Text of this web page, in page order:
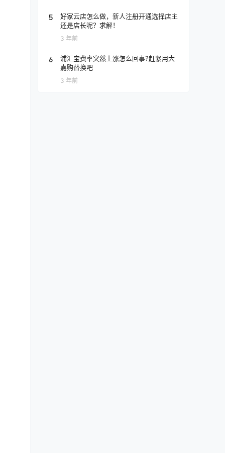
5
好家云店怎么做，新人注册开通选择店主
还是店长呢？求解！
3 年前
6
浦汇宝费率突然上涨怎么回事?赶紧用大
嘉购替换吧
3 年前